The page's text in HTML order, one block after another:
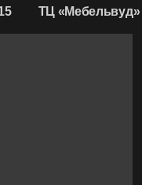
ТЦ «Мебельвуд»